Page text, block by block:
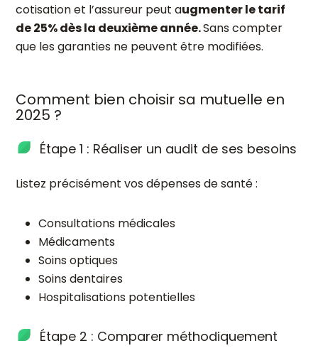
cotisation et l’assureur peut augmenter le tarif
de 25% dès la deuxième année.Sans compter
que les garanties ne peuvent être modifiées.
Comment bien choisir sa mutuelle en
2025 ?
Étape 1 : Réaliser un audit de ses besoins
Listez précisément vos dépenses de santé :
Consultations médicales
Médicaments
Soins optiques
Soins dentaires
Hospitalisations potentielles
Étape 2 : Comparer méthodiquement